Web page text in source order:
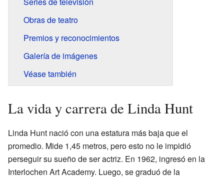
Obras de teatro
Premios y reconocimientos
Galería de imágenes
Véase también
La vida y carrera de Linda Hunt
Linda Hunt nació con una estatura más baja que el
promedio. Mide 1,45 metros, pero esto no le impidió
perseguir su sueño de ser actriz. En 1962, ingresó en la
Interlochen Art Academy. Luego, se graduó de la